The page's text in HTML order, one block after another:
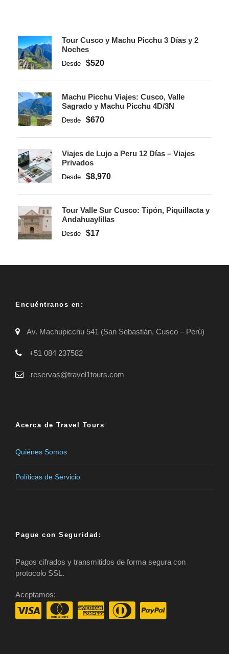
Tour Cusco y Machu Picchu 3 Días y 2
Noches
Desde $520
Machu Picchu Viajes: Cusco, Valle
Sagrado y Machu Picchu 4D/3N
Desde $670
Viajes de Lujo a Peru 12 Días – Viajes
Privados
Desde $8,970
Tour Valle Sur Cusco: Tipón, Piquillacta y
Andahuaylillas
Desde $17
Encuéntranos en:
Av. Machupicchu 541 (San Sebastián, Cusco – Perú)
+51 084 237582
reservas@travel1tours.com
Acerca de Travel Tours
Quiénes Somos
Políticas de Servicio
Pague con Seguridad:
Pagos cifrados y transmitidos de forma segura con
protocolo SSL.
Aceptamos: